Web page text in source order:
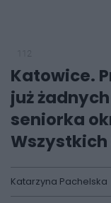
Katowice.
już
seniorka
Katarzyna Pachelska